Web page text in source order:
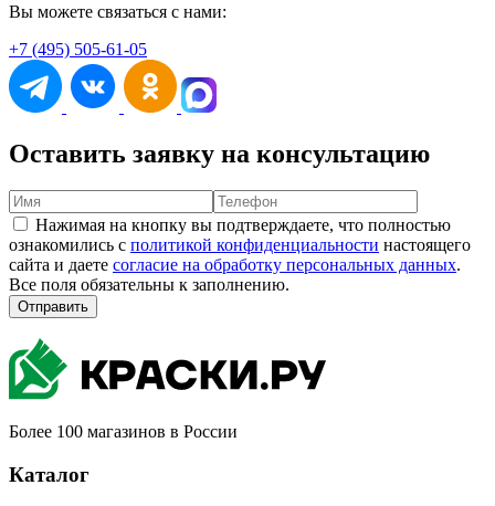
Вы можете связаться с нами:
+7 (495) 505-61-05
Оставить заявку на консультацию
Нажимая на кнопку вы подтверждаете, что полностью
ознакомились с политикой конфиденциальности настоящего
сайта и даете согласие на обработку персональных данных.
Все поля обязательны к заполнению.
Отправить
Более 100 магазинов в России
Каталог